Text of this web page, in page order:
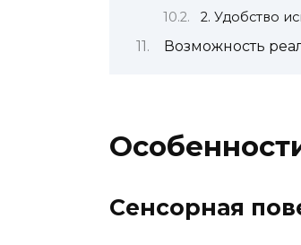
2. Удобство
Возможность
Сенсорная